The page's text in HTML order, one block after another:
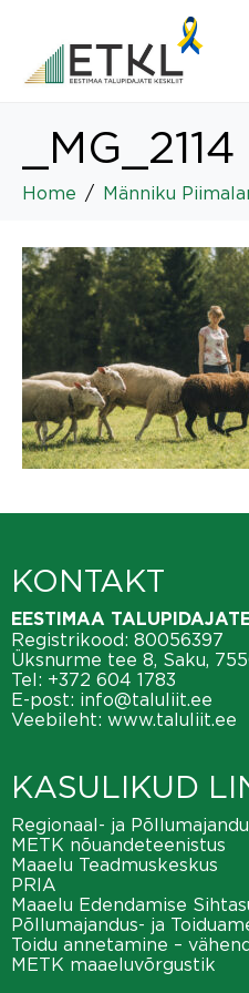
_MG_2114
Home Männiku
KONTAKT
EESTIMAA
Registrikood: 80056397
Üksnurme tee 8, Saku,
Tel: +372 604 1783
E-post: info@taluliit.ee
Veebileht: www.taluliit.ee
KASULIKUD
Regionaal- ja
METK nõuandeteenistus
Maaelu Teadmuskeskus
PRIA
Maaelu Edendamise
Põllumajandus- ja
Toidu annetamine –
METK maaeluvõrgustik